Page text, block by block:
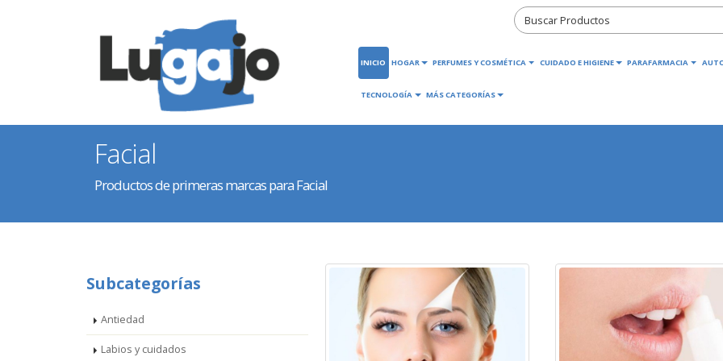
INICIO HOGAR PERFUMES Y COSMÉTICA CUIDADO E HIGIENE PARAFARMACIA
TECNOLOGÍA MÁS CATEGORÍAS
Facial
Productos de primeras marcas para Facial
Subcategorías
Antiedad
Labios y cuidados